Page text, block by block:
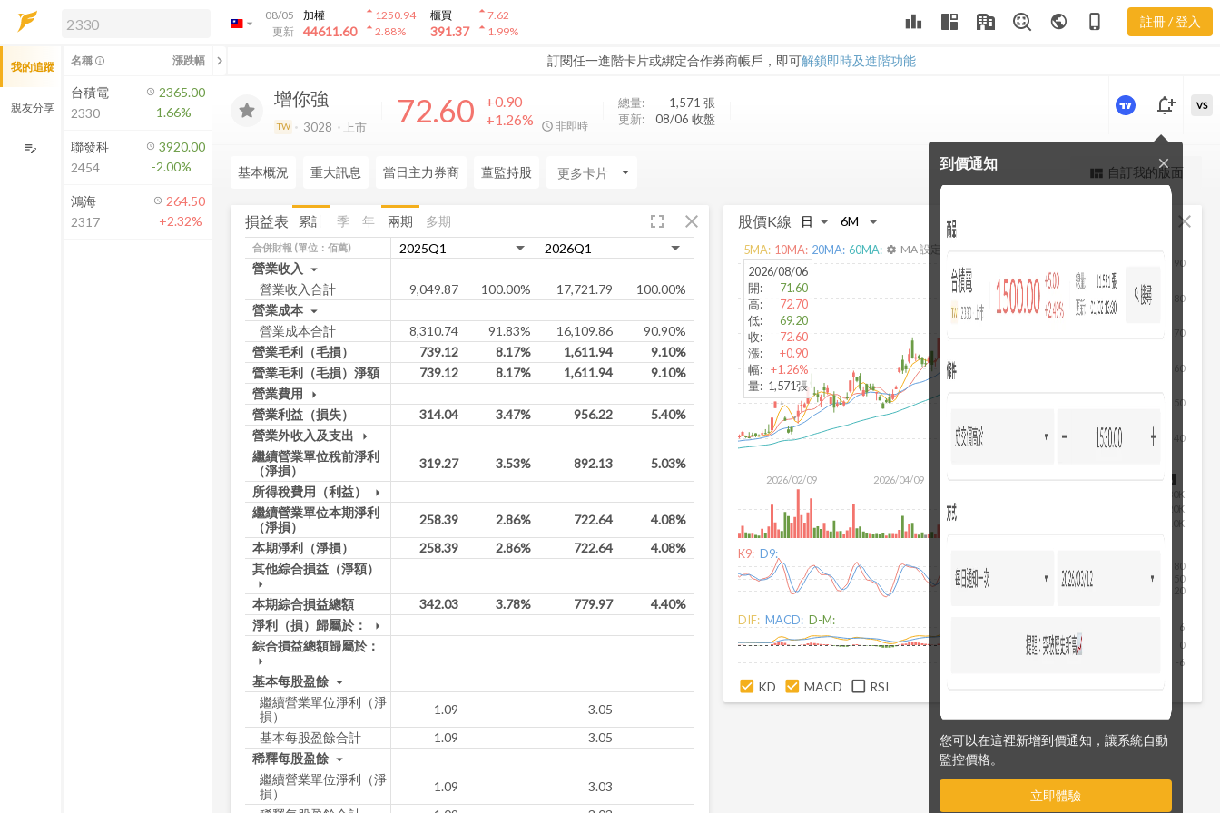
arrow_drop_down
08/05
更新
加權
44611.60
arrow_drop_up1250.94
arrow_drop_up2.88%
櫃買
391.37
arrow_drop_up7.62
arrow_drop_up1.99% leaderboard public phone_iphone 註冊 / 登入
訂閱任一進階卡片或綁定合作券商帳戶，即可解鎖即時及進階功能
解鎖即時行情及進階功能
方案」，即可解鎖以下功能：
即時行情
即時市況與排行
成交金額熱力圖
前往方案訂閱
如何綁定合作券商
3028 損益表
增你強
TW 3028 上市 72.60
+0.90
+1.26%
非即時
總量: 1,571 張
更新:
08/06 收盤
更強大的進階價量圖表
notification_add
到價通知
您可以在這裡新增到價通知，讓系統自動
監控價格。
立即體驗
close
VS
基本概況 重大訊息 當日主力券商 董監持股 arrow_drop_down view_quilt 自訂我的版面
損益表 fullscreen close
累計 季 年 兩期 多期
合併財報 (單位：佰萬)
營業收入 arrow_drop_down
營業收入合計 9,049.87 100.00% 17,721.79
100.00%
營業成本 arrow_drop_down
營業成本合計 8,310.74 91.83% 16,109.86
90.90%
營業毛利（毛損）
739.12 8.17% 1,611.94
9.10%
營業毛利（毛損）淨額
739.12 8.17% 1,611.94
9.10%
營業費用
arrow_drop_down
營業利益（損失） 314.04 3.47% 956.22
5.40%
營業外收入及支出
arrow_drop_down
繼續營業單位稅前淨利
（淨損）
319.27 3.53% 892.13
5.03%
所得稅費用（利益）
arrow_drop_down
繼續營業單位本期淨利
（淨損）
258.39 2.86% 722.64
4.08%
本期淨利（淨損）
258.39 2.86% 722.64
4.08%
其他綜合損益（淨額）
arrow_drop_down
本期綜合損益總額 342.03 3.78% 779.97
4.40%
淨利（損）歸屬於：
arrow_drop_down
綜合損益總額歸屬於：
arrow_drop_down
基本每股盈餘 arrow_drop_down
繼續營業單位淨利（淨
損）
1.09
3.05
基本每股盈餘合計
1.09
3.05
稀釋每股盈餘 arrow_drop_down
繼續營業單位淨利（淨
損）
1.09
3.03
股價K線 close
2026/02/09 2026/04/09
40
50
60
70
80
90
2026/08/06
10K
20K
30K
2026/08/06
開:
71.60
高:
72.70
低:
69.20
收:
72.60
漲:
+0.90
幅: +1.26%
量: 1,571張
5MA: 10MA: 20MA: 60MA: settings MA 設定
K9: D9:
20
50
80
DIF: MACD: D-M:
-6
0
6
KD MACD RSI
我的追蹤
親友分享
edit_note
名稱 info_outline 漲跌幅 chevron_left
台積電
2330
2365.00
-1.66%
聯發科
2454
3920.00
-2.00%
鴻海
2317
264.50
+2.32%